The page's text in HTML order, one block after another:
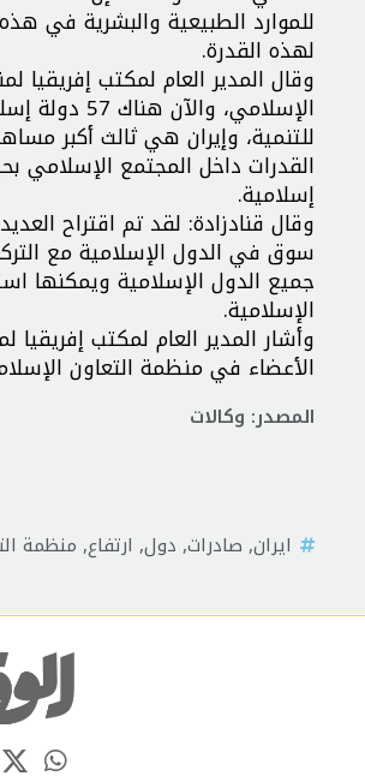
للموارد الطبيعية والبشرية في
لهذه القدرة.
للتنمية، وإيران هي ثالث أكبر
إسلامية.
وقال قنادزادة: لقد تم اقتراح
سوق في الدول الإسلامية مع
جميع الدول الإسلامية ويمكنها
الإسلامية.
الأعضاء في منظمة التعاون الإسلامي خلال 10 أشهر من هذا العام، يظهر تفاعل
المصدر: وكالات
ايران, صادرات, دول, ارتفاع, منظمة